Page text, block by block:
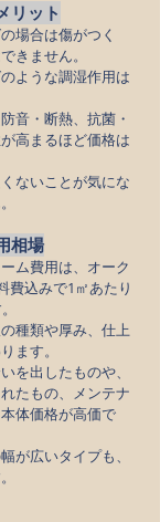
リット
場合は傷がつく
きません。
ような調湿作用は
音・断熱、抗菌・
高まるほど価格は
ないことが気にな
相場
ム費用は、オーク
費込みで1㎡あたり
種類や厚み、仕上
ます。
を出したものや、
たもの、メンテナ
体価格が高価で
が広いタイプも、